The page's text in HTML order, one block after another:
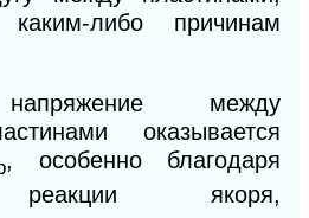
либо причинам
напряжение между
оказывается
, особенно благодаря
реакции якоря,